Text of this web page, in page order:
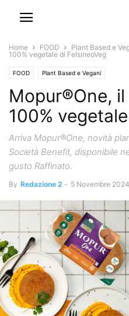
Home FOOD Plant Based e
100% vegetale di FelsineoVeg
FOOD Plant Based e Vegani
Mopur®One,
100%
Arriva Mopur®One, novità
Società Benefit, disponibile
gusto Raffinato.
By Redazione 2 - 5 Novembre 2024